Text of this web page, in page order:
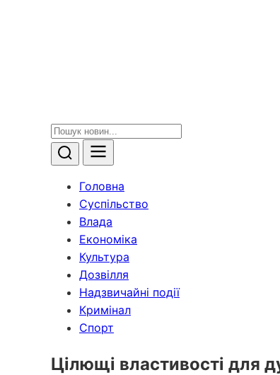
Головна
Суспільство
Влада
Економіка
Культура
Дозвілля
Надзвичайні події
Кримінал
Спорт
Цілющі властивості для